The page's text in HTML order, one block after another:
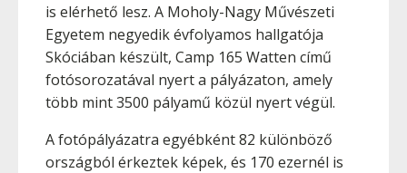
is elérhető lesz. A Moholy-Nagy Művészeti
Egyetem negyedik évfolyamos hallgatója
Skóciában készült, Camp 165 Watten című
fotósorozatával nyert a pályázaton, amely
több mint 3500 pályamű közül nyert végül.
A fotópályázatra egyébként 82 különböző
országból érkeztek képek, és 170 ezernél is